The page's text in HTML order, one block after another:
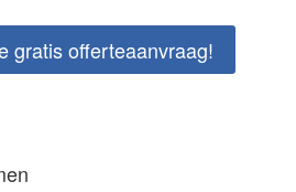
gratis offerteaanvraag!